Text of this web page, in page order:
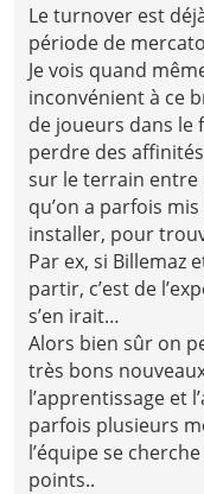
Le turnover est
période de
Je vois quand
inconvénient à ce
de joueurs dans le
perdre des
sur le terrain entre
qu’on a parfois
installer, pour
Par ex, si Billemaz
partir, c’est de
s’en irait…
Alors bien sûr on
très bons
l’apprentissage et
parfois plusieurs
l’équipe se
points..